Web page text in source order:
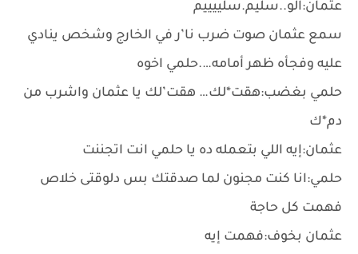
عثمان:الو..سليم.سلييييم
سمع عثمان صوت ضرب نا’ر في الخارج وشخص ينادي
عليه وفجأه ظهر أمامه….حلمي اخوه
حلمي بغضب:هقت*لك… هقت’لك يا عثمان واشرب من
دم*ك
عثمان:إيه اللي بتعمله ده يا حلمي انت اتجننت
حلمي:انا كنت مجنون لما صدقتك بس دلوقتى خلاص
فهمت كل حاجة
عثمان بخوف:فهمت إيه